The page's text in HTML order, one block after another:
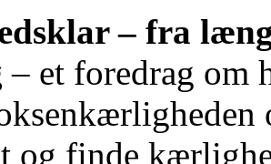
– fra
– et foredrag om
og finde